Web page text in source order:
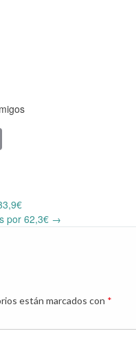
Email
por 62,3€ →
están marcados con *